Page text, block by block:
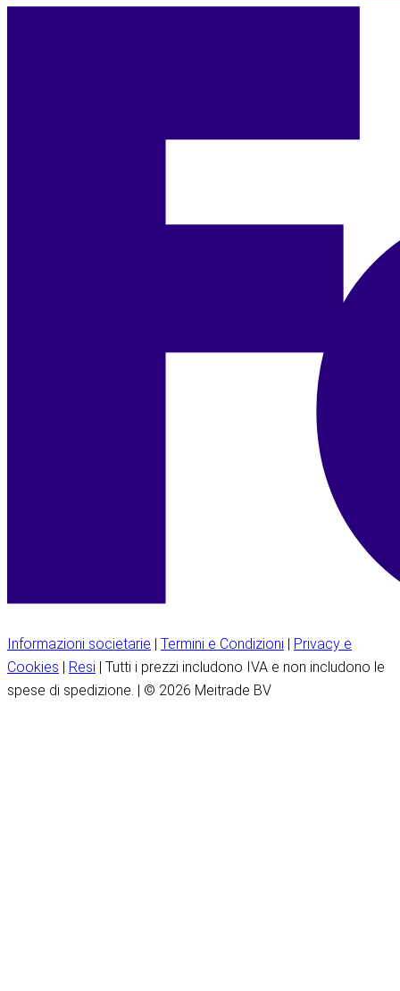
Informazioni societarie | Termini e Condizioni | Privacy e
Cookies | Resi | Tutti i prezzi includono IVA e non includono le
spese di spedizione. | © 2026 Meitrade BV